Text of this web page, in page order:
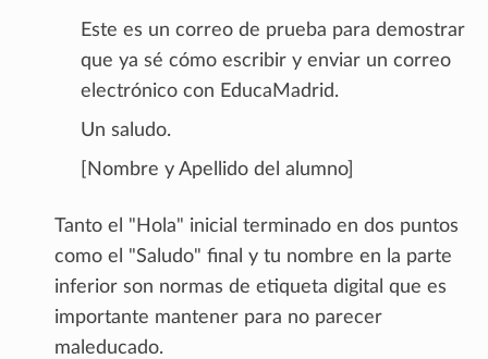
Este es un correo de prueba para demostrar
que ya sé cómo escribir y enviar un correo
electrónico con EducaMadrid.
Un saludo.
[Nombre y Apellido del alumno]
Tanto el "Hola" inicial terminado en dos puntos
como el "Saludo" final y tu nombre en la parte
inferior son normas de etiqueta digital que es
importante mantener para no parecer
maleducado.